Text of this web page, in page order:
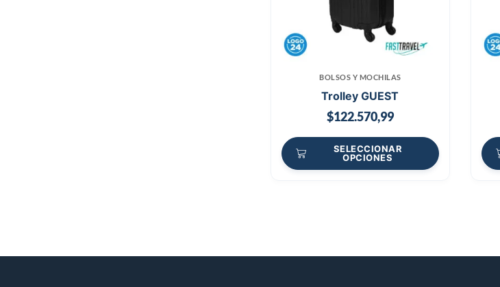
BOLSOS Y MOCHILAS
Trolley GUEST
$122.570,99
SELECCIONAR
OPCIONES